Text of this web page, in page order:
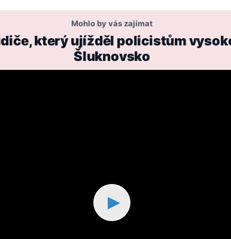
Mohlo by vás zajímat
který ujížděl policistům
Šluknovsko
▶